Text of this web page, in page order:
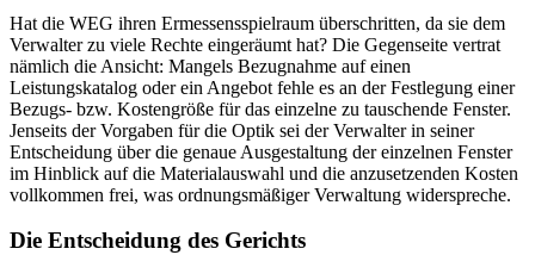
Hat die WEG ihren Ermessensspielraum überschritten, da sie dem
Verwalter zu viele Rechte eingeräumt hat? Die Gegenseite vertrat
nämlich die Ansicht: Mangels Bezugnahme auf einen
Leistungskatalog oder ein Angebot fehle es an der Festlegung einer
Bezugs- bzw. Kostengröße für das einzelne zu tauschende Fenster.
Jenseits der Vorgaben für die Optik sei der Verwalter in seiner
Entscheidung über die genaue Ausgestaltung der einzelnen Fenster
im Hinblick auf die Materialauswahl und die anzusetzenden Kosten
vollkommen frei, was ordnungsmäßiger Verwaltung widerspreche.
Die Entscheidung des Gerichts